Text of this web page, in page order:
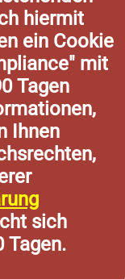
hiermit
ein Cookie
mit
Tagen
Ihnen
sich
Tagen.